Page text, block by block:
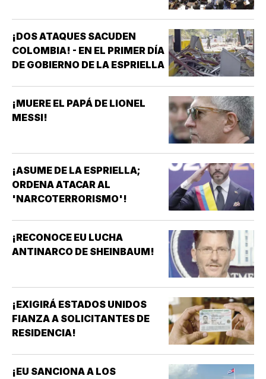
¡DOS ATAQUES SACUDEN
COLOMBIA! - EN EL PRIMER DÍA
DE GOBIERNO DE LA ESPRIELLA
¡MUERE EL PAPÁ DE LIONEL
MESSI!
¡ASUME DE LA ESPRIELLA;
ORDENA ATACAR AL
'NARCOTERRORISMO'!
¡RECONOCE EU LUCHA
ANTINARCO DE SHEINBAUM!
¡EXIGIRÁ ESTADOS UNIDOS
FIANZA A SOLICITANTES DE
RESIDENCIA!
¡EU SANCIONA A LOS